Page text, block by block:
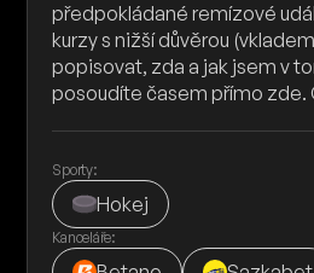
předpokládané remízové
kurzy s nižší důvěrou
popisovat, zda a jak jsem v
posoudíte časem přímo zde.
Sporty:
Hokej
Kanceláře: